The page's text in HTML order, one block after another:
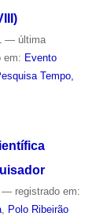
— última
em: Evento
Tempo,
— registrado em:
,
Polo Ribeirão